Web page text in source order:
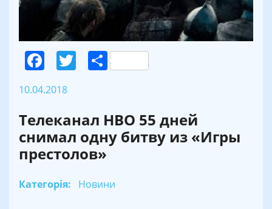
Facebook
Twitter
Поділитися
10.04.2018
Телеканал НВО 55 дней
снимал одну битву из «Игры
престолов»
Категорія: Новини